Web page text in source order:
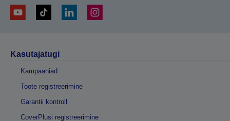
Kasutajatugi
Kampaaniad
Toote registreerimine
Garantii kontroll
CoverPlusi registreerimine